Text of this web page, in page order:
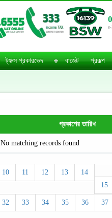
ট্যাক্স প্রকারভেদ বাজেট প্রকল্প
প্রকাশের তারিখ
No matching records found
10 11 12 13
14
15
32 33 34 35 36 37